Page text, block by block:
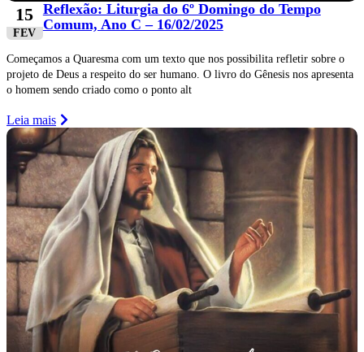
15
FEV
Reflexão: Liturgia do 6º Domingo do Tempo
Comum, Ano C – 16/02/2025
Começamos a Quaresma com um texto que nos possibilita refletir sobre o
projeto de Deus a respeito do ser humano. O livro do Gênesis nos apresenta
o homem sendo criado como o ponto alt
Leia mais